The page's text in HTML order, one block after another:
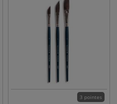
3 pointes